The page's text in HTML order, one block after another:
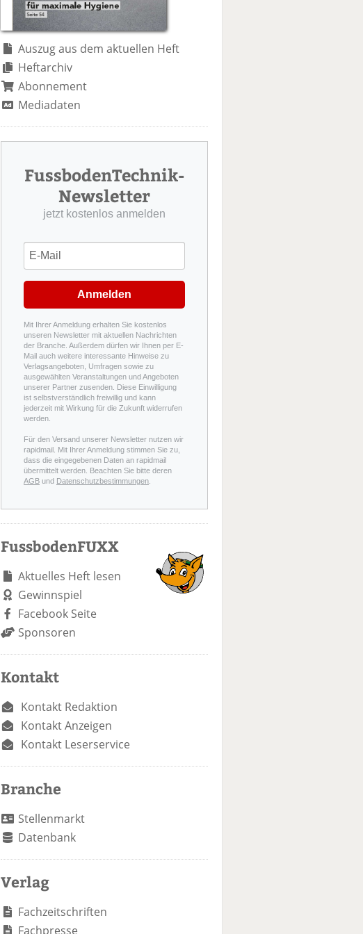
Auszug aus dem aktuellen Heft
Heftarchiv
Abonnement
Mediadaten
FussbodenTechnik-
Newsletter
jetzt kostenlos anmelden
Anmelden
Mit Ihrer Anmeldung erhalten Sie kostenlos
unseren Newsletter mit aktuellen Nachrichten
der Branche. Außerdem dürfen wir Ihnen per E-
Mail auch weitere interessante Hinweise zu
Verlagsangeboten, Umfragen sowie zu
ausgewählten Veranstaltungen und Angeboten
unserer Partner zusenden. Diese Einwilligung
ist selbstverständlich freiwillig und kann
jederzeit mit Wirkung für die Zukunft widerrufen
werden.
Für den Versand unserer Newsletter nutzen wir
rapidmail. Mit Ihrer Anmeldung stimmen Sie zu,
dass die eingegebenen Daten an rapidmail
übermittelt werden. Beachten Sie bitte deren
AGB und Datenschutzbestimmungen.
FussbodenFUXX
Aktuelles Heft lesen
Gewinnspiel
Facebook Seite
Sponsoren
Kontakt
Kontakt Redaktion
Kontakt Anzeigen
Kontakt Leserservice
Branche
Stellenmarkt
Datenbank
Verlag
Fachzeitschriften
Fachpresse